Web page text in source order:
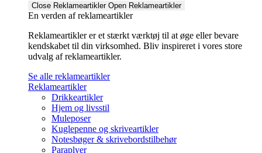
Close Reklameartikler Open Reklameartikler
En verden af reklameartikler ​
Reklameartikler er et stærkt værktøj til at øge eller bevare
kendskabet til din virksomhed. Bliv inspireret i vores store
udvalg af reklameartikler.
Se alle reklameartikler
Reklameartikler
Drikkeartikler
Hjem og livsstil
Muleposer
Kuglepenne og skriveartikler
Notesbøger & skrivebordstilbehør
Paraplyer